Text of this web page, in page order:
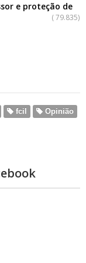
e proteção de
(79.835)
fcil
Opinião